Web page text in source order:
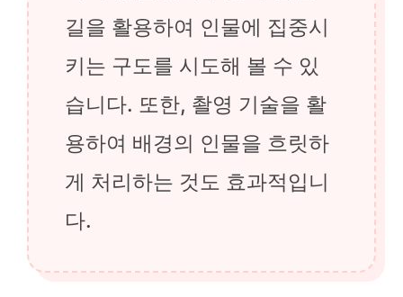
길을 활용하여 인물에 집중시
키는 구도를 시도해 볼 수 있
습니다. 또한, 촬영 기술을 활
용하여 배경의 인물을 흐릿하
게 처리하는 것도 효과적입니
다.